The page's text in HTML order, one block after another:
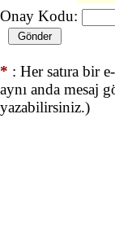
Onay Kodu:
* : Her satıra bir
aynı anda mesaj
yazabilirsiniz.)